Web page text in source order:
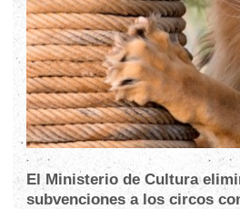
El Ministerio de Cultura
subvenciones a los circos